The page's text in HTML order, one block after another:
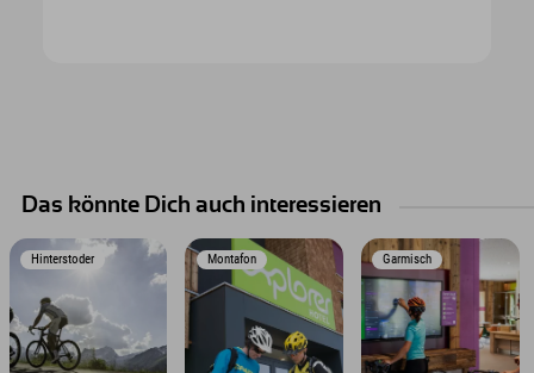
Das könnte Dich auch interessieren
Hinterstoder Montafon Garmisch